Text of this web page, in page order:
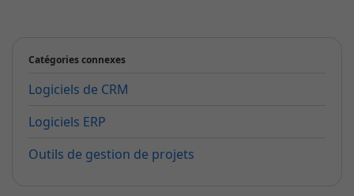
Catégories connexes
Logiciels de CRM
Logiciels ERP
Outils de gestion de projets